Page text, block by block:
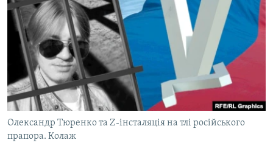
ДЕПОРТАЦІЯ
ВІДЕОУРОКИ «ELIFBE»
СВІДЧЕННЯ ОКУПАЦІЇ
УКРАЇНСЬКА ПРОБЛЕМА КРИМУ
ІНФОГРАФІКА
ЯК ОБІЙТИ БЛОКУВАННЯ
Русский
Qırımtatar
ДОЛУЧАЙСЯ!
Олександр Тюренко та Z-інсталяція на тлі російського
прапора. Колаж